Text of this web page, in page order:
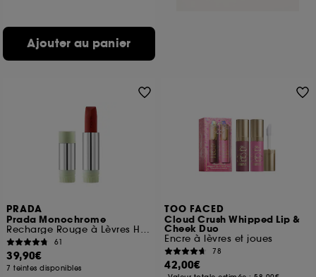
Ajouter au panier
PRADA
Prada Monochrome
Recharge Rouge à Lèvres Hyper Matte Confort et Longue Tenue
61
39,90€
7 teintes disponibles
TOO FACED
Cloud Crush Whipped Lip &
Cheek Duo
Encre à lèvres et joues
78
42,00€